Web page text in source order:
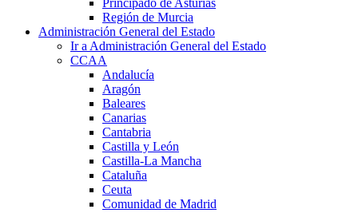
Región de Murcia
Administración General del Estado
Ir a Administración General del Estado
CCAA
Andalucía
Aragón
Baleares
Canarias
Cantabria
Castilla y León
Castilla-La Mancha
Cataluña
Ceuta
Comunidad de Madrid